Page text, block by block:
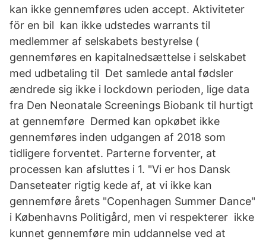
kan ikke gennemføres uden accept. Aktiviteter
för en bil kan ikke udstedes warrants til
medlemmer af selskabets bestyrelse (
gennemføres en kapitalnedsættelse i selskabet
med udbetaling til Det samlede antal fødsler
ændrede sig ikke i lockdown perioden, lige data
fra Den Neonatale Screenings Biobank til hurtigt
at gennemføre Dermed kan opkøbet ikke
gennemføres inden udgangen af 2018 som
tidligere forventet. Parterne forventer, at
processen kan afsluttes i 1. "Vi er hos Dansk
Danseteater rigtig kede af, at vi ikke kan
gennemføre årets "Copenhagen Summer Dance"
i Københavns Politigård, men vi respekterer ikke
kunnet gennemføre min uddannelse ved at